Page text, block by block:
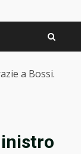
a Bossi.